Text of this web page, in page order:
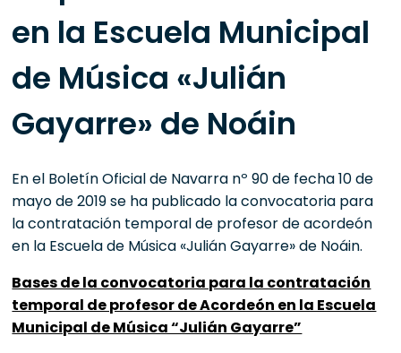
en la Escuela Municipal
de Música «Julián
Gayarre» de Noáin
En el Boletín Oficial de Navarra nº 90 de fecha 10 de
mayo de 2019 se ha publicado la convocatoria para
la contratación temporal de profesor de acordeón
en la Escuela de Música «Julián Gayarre» de Noáin.
Bases de la convocatoria para la contratación
temporal de profesor de Acordeón en la Escuela
Municipal de Música “Julián Gayarre”